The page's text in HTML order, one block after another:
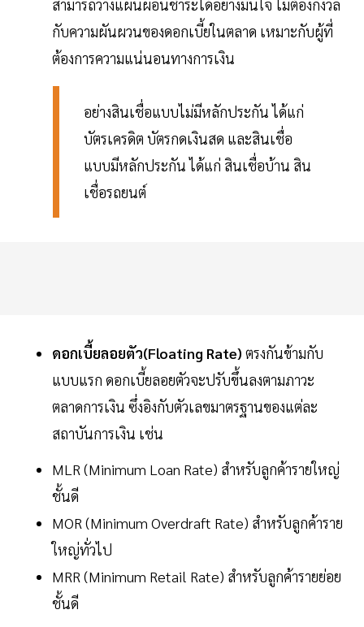
สามารถวางแผนผ่อนชำระได้อย่างมั่นใจ ไม่ต้องกังวล
กับความผันผวนของดอกเบี้ยในตลาด เหมาะกับผู้ที่
ต้องการความแน่นอนทางการเงิน
อย่างสินเชื่อแบบไม่มีหลักประกัน ได้แก่
บัตรเครดิต บัตรกดเงินสด และสินเชื่อ
แบบมีหลักประกัน ได้แก่ สินเชื่อบ้าน สิน
เชื่อรถยนต์
ดอกเบี้ยลอยตัว(Floating Rate) ตรงกันข้ามกับ
แบบแรก ดอกเบี้ยลอยตัวจะปรับขึ้นลงตามภาวะ
ตลาดการเงิน ซึ่งอิงกับตัวเลขมาตรฐานของแต่ละ
สถาบันการเงิน เช่น
MLR (Minimum Loan Rate) สำหรับลูกค้ารายใหญ่
ชั้นดี
MOR (Minimum Overdraft Rate) สำหรับลูกค้าราย
ใหญ่ทั่วไป
MRR (Minimum Retail Rate) สำหรับลูกค้ารายย่อย
ชั้นดี